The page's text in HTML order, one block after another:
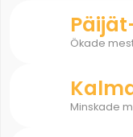
Ökade
Minskade